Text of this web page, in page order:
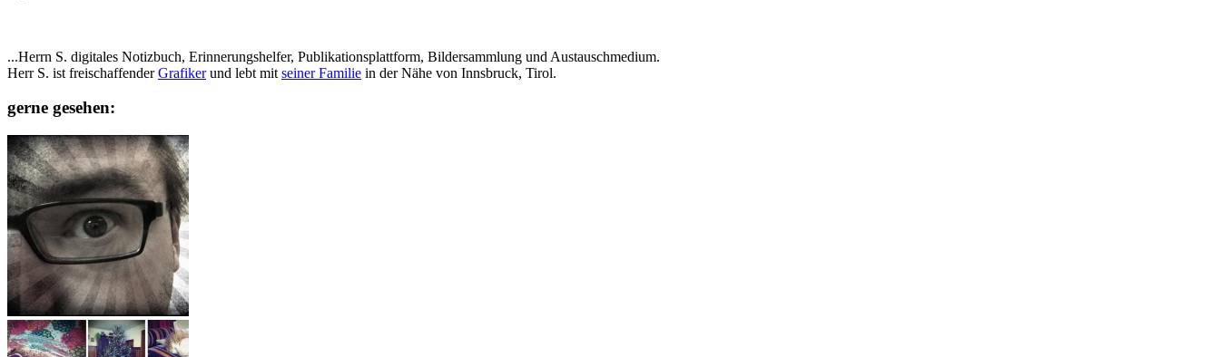
...Herrn S. digitales Notizbuch, Erinnerungshelfer, Publikationsplattform, Bildersammlung und Austauschmedium.
Herr S. ist freischaffenderGrafikerund lebt mit seiner Familie in der Nähe von Innsbruck, Tirol.
gerne gesehen: